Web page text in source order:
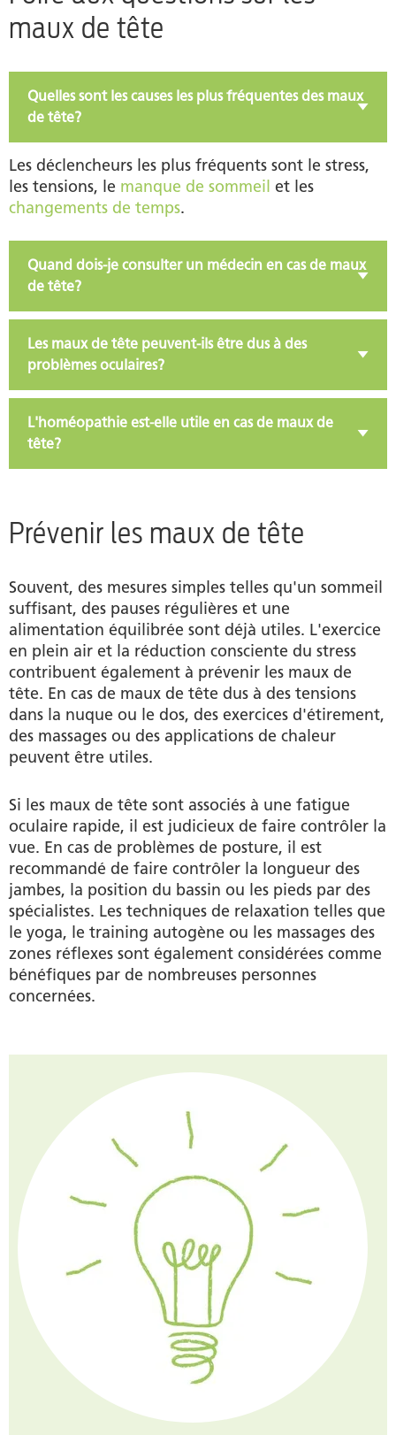
maux de tête
Quelles sont les causes les plus fréquentes des maux
de tête?
Les déclencheurs les plus fréquents sont le stress,
les tensions, le manque de sommeil et les
changements de temps.
Quand dois-je consulter un médecin en cas de maux
de tête?
Les maux de tête peuvent-ils être dus à des
problèmes oculaires?
L'homéopathie est-elle utile en cas de maux de
tête?
Prévenir les maux de tête
Souvent, des mesures simples telles qu'un sommeil
suffisant, des pauses régulières et une
alimentation équilibrée sont déjà utiles. L'exercice
en plein air et la réduction consciente du stress
contribuent également à prévenir les maux de
tête. En cas de maux de tête dus à des tensions
dans la nuque ou le dos, des exercices d'étirement,
des massages ou des applications de chaleur
peuvent être utiles.
Si les maux de tête sont associés à une fatigue
oculaire rapide, il est judicieux de faire contrôler la
vue. En cas de problèmes de posture, il est
recommandé de faire contrôler la longueur des
jambes, la position du bassin ou les pieds par des
spécialistes. Les techniques de relaxation telles que
le yoga, le training autogène ou les massages des
zones réflexes sont également considérées comme
bénéfiques par de nombreuses personnes
concernées.